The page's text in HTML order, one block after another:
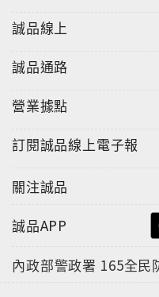
誠品線上
誠品通路
營業據點
訂閱誠品線上電子報
關注誠品
誠品APP
內政部警政署 165全民